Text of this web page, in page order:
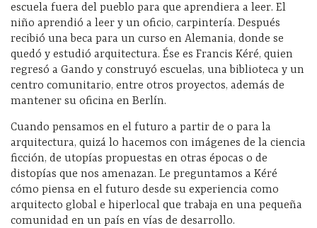
escuela fuera del pueblo para que aprendiera a leer. El
niño aprendió a leer y un oficio, carpintería. Después
recibió una beca para un curso en Alemania, donde se
quedó y estudió arquitectura. Ése es Francis Kéré, quien
regresó a Gando y construyó escuelas, una biblioteca y un
centro comunitario, entre otros proyectos, además de
mantener su oficina en Berlín.
Cuando pensamos en el futuro a partir de o para la
arquitectura, quizá lo hacemos con imágenes de la ciencia
ficción, de utopías propuestas en otras épocas o de
distopías que nos amenazan. Le preguntamos a Kéré
cómo piensa en el futuro desde su experiencia como
arquitecto global e hiperlocal que trabaja en una pequeña
comunidad en un país en vías de desarrollo.